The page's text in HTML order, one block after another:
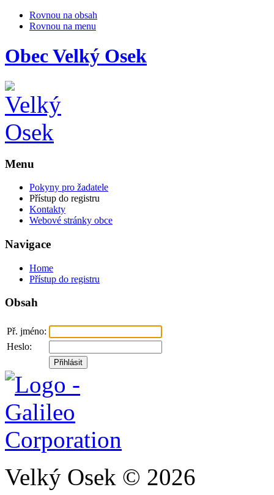
Rovnou na obsah
Rovnou na menu
ObecVelký Osek
Menu
Pokyny pro žadatele
Přístup do registru
Kontakty
Webové stránky obce
Navigace
Home
Přístup do registru
Obsah
Př. jméno:
Heslo:
Velký Osek © 2026